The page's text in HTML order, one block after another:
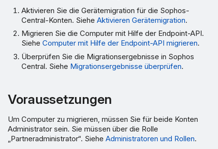
Aktivieren Sie die Gerätemigration für die Sophos-
Central-Konten. SieheAktivieren Gerätemigration.
Migrieren Sie die Computer mit Hilfe der Endpoint-API.
SieheComputer mit Hilfe der Endpoint-API migrieren.
Überprüfen Sie die Migrationsergebnisse in Sophos
Central. Siehe Migrationsergebnisse überprüfen.
Voraussetzungen
Um Computer zu migrieren, müssen Sie für beide Konten
Administrator sein. Sie müssen über die Rolle
„Partneradministrator“. Siehe Administratoren und Rollen.